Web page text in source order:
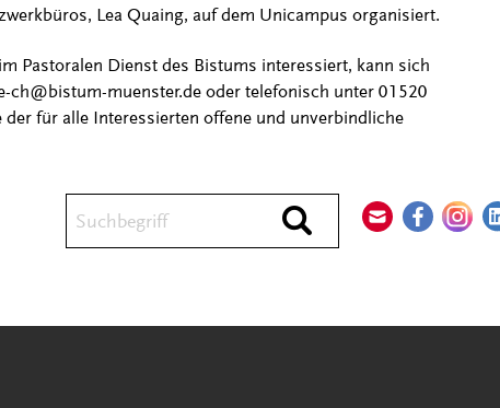
Durchsuchen
Lea Quaing, auf dem Unicampus organisiert.
Pastoralen Dienst des Bistums interessiert, kann sich
muenster.de oder telefonisch unter 01520
für alle Interessierten offene und unverbindliche